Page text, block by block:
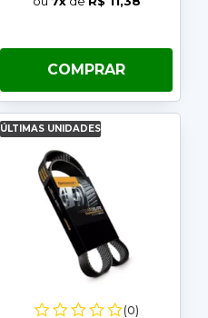
COMPRAR
ÚLTIMAS UNIDADES
(0)